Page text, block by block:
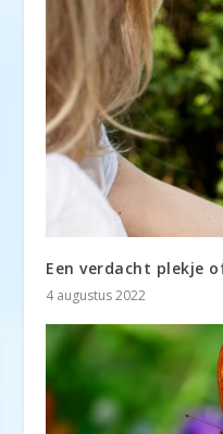
Een verdacht plekje
4 augustus 2022